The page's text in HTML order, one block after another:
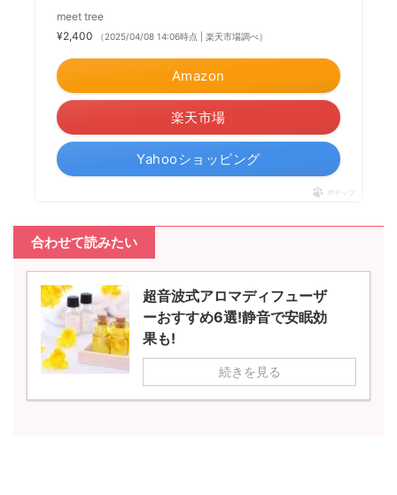
meet tree
¥2,400
（2025/04/08 14:06時点 | 楽天市場調べ）
Amazon
楽天市場
Yahooショッピング
ポチップ
合わせて読みたい
超音波式アロマディフューザ
ーおすすめ6選!静音で安眠効
果も!
続きを見る